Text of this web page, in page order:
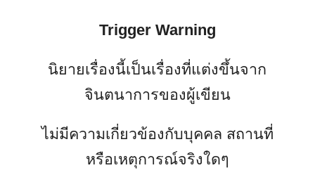
Trigger Warning
นิยายเรื่องนี้เป็นเรื่องที่แต่งขึ้นจาก
จินตนาการของผู้เขียน
ไม่มีความเกี่ยวข้องกับบุคคล สถานที่
หรือเหตุการณ์จริงใดๆ